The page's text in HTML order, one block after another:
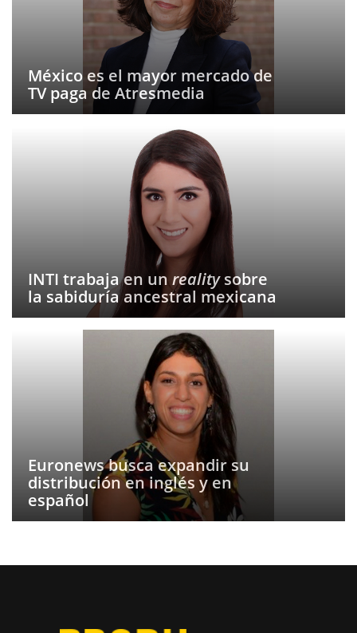
México es el mayor mercado de
TV paga de Atresmedia
INTI trabaja en un realitysobre
la sabiduría ancestral mexicana
Euronews busca expandir su
distribución en inglés y en
español